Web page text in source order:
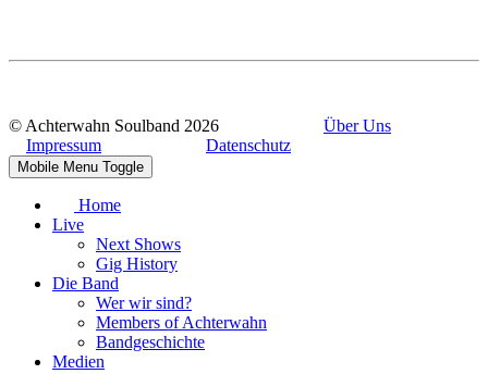
© Achterwahn Soulband 2026 Über Uns
Impressum
Datenschutz
Mobile Menu Toggle
Home
Live
Next Shows
Gig History
Die Band
Wer wir sind?
Members of Achterwahn
Bandgeschichte
Medien